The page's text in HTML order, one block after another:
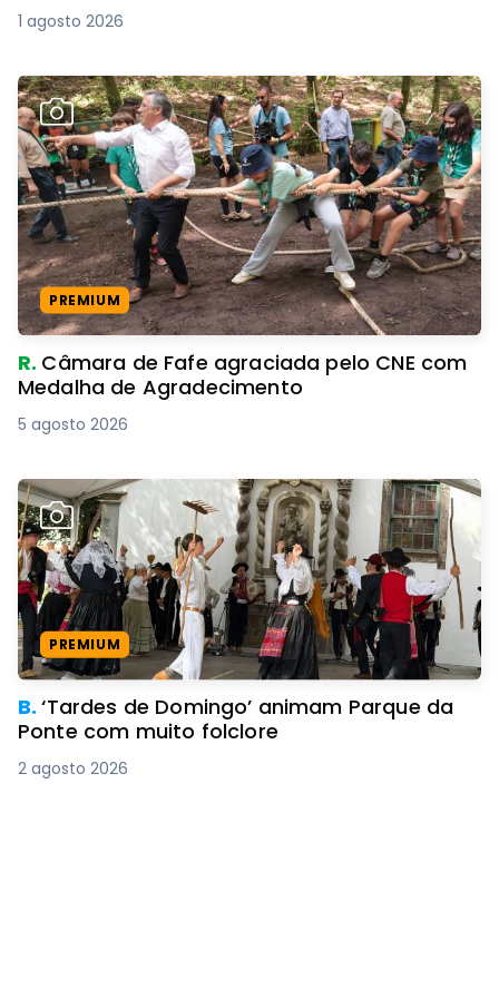
1 agosto 2026
PREMIUM
R. Câmara de Fafe agraciada pelo CNE com
Medalha de Agradecimento
5 agosto 2026
PREMIUM
B.‘Tardes de Domingo’ animam Parque da
Ponte com muito folclore
2 agosto 2026